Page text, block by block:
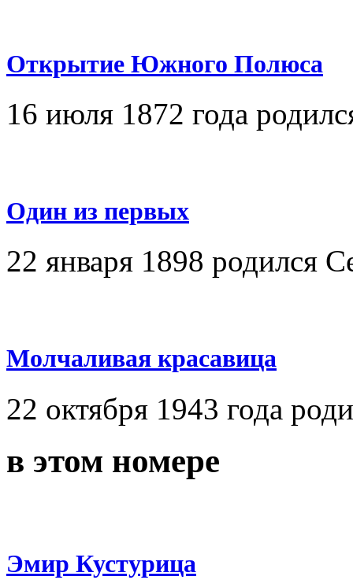
Открытие Южного Полюса
16 июля 1872 года
Один из первых
22 января 1898 родился
Молчаливая красавица
22 октября 1943 года
в этом номере
Эмир Кустурица